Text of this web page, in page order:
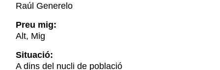
Raúl Generelo
Preu mig:
Alt, Mig
Situació:
A dins del nucli de població